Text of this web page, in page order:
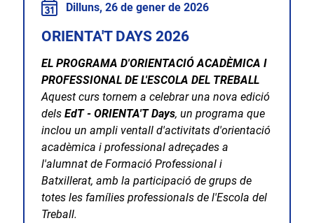
Dilluns, 26 de gener de 2026
ORIENTA'T DAYS 2026
EL PROGRAMA D'ORIENTACIÓ ACADÈMICA I
PROFESSIONAL DE L'ESCOLA DEL TREBALL
Aquest curs tornem a celebrar una nova edició
delsEdT - ORIENTA'T Days, un programa que
inclou un ampli ventall d'activitats d'orientació
acadèmica i professional adreçades a
l'alumnat de Formació Professional i
Batxillerat, amb la participació de grups de
totes les famílies professionals de l'Escola del
Treball.